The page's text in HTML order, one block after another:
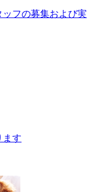
フの募集および実
ます